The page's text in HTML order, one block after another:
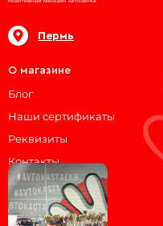
Пермь
О магазине
Блог
Наши сертификаты
Реквизиты
Контакты
Мы на связи!
ВКонтакте